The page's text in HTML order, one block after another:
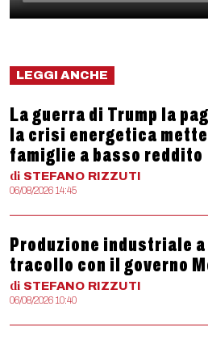
LEGGI ANCHE
La guerra di Trump la
la crisi energetica
famiglie a basso reddito
di STEFANO RIZZUTI
06/08/2026 14:45
Produzione industriale
tracollo con il governo
di STEFANO RIZZUTI
06/08/2026 10:40